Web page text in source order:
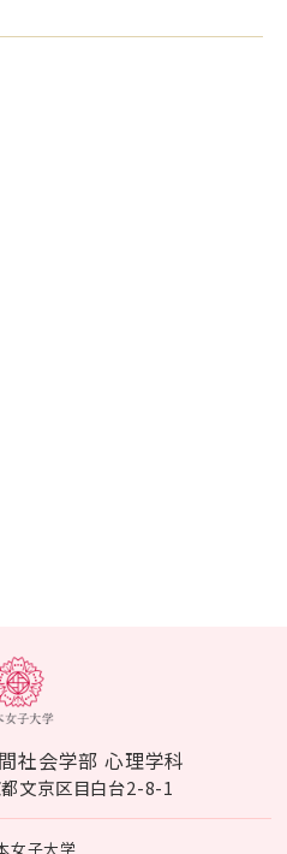
社会学部 心理学科
文京区目白台2-8-1
女子大学